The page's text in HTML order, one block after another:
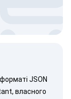
JSON
власного